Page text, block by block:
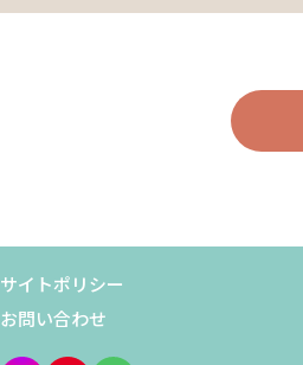
サイトポリシー
お問い合わせ